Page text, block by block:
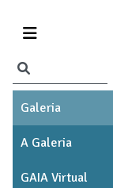
Galeria
A Galeria
GAIA Virtual